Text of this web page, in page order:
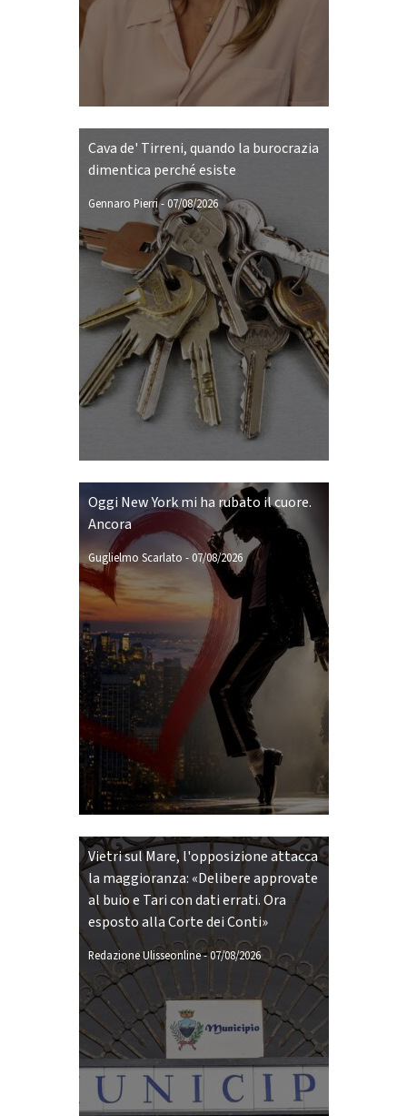
Cava de' Tirreni, quando la burocrazia
dimentica perché esiste
Gennaro Pierri- 07/08/2026
Oggi New York mi ha rubato il cuore.
Ancora
Guglielmo Scarlato -07/08/2026
Vietri sul Mare, l'opposizione attacca
la maggioranza: «Delibere approvate
al buio e Tari con dati errati. Ora
esposto alla Corte dei Conti»
Redazione Ulisseonline-07/08/2026